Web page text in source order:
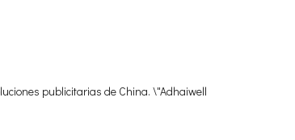
publicitarias de China. \"Adhaiwell